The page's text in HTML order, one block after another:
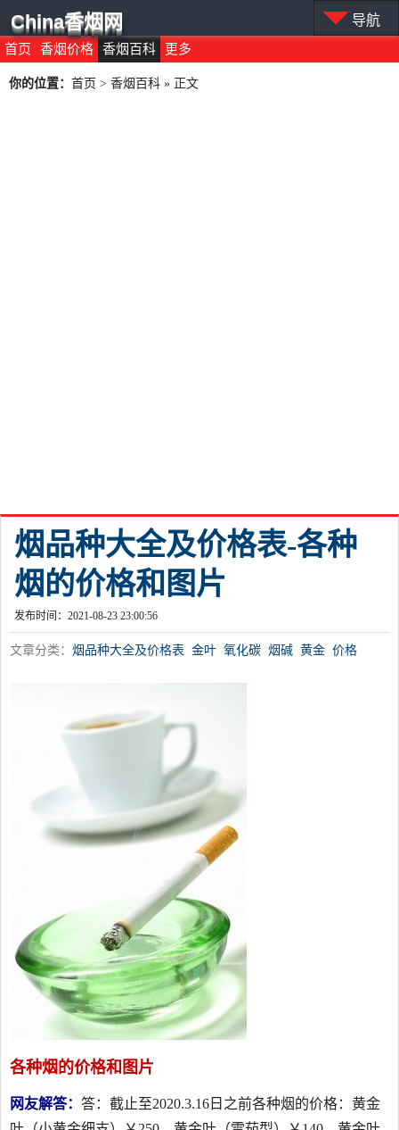
首页 香烟价格 香烟百科 更多
China香烟网 导航
你的位置： 首页 > 香烟百科 » 正文
烟品种大全及价格表-各种
烟的价格和图片
发布时间：2021-08-23 23:00:56
文章分类： 烟品种大全及价格表 金叶 氧化碳 烟碱 黄金 价格
各种烟的价格和图片
网友解答： 答：截止至2020.3.16日之前各种烟的价格：黄金